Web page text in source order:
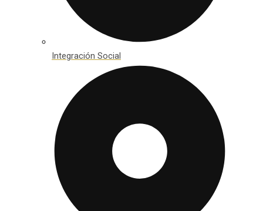
Integración Social